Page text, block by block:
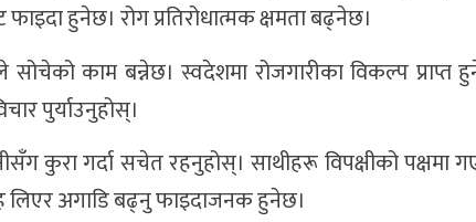
हुनेछ। रोग प्रतिरोधात्मक क्षमता बढ्नेछ।
काम बन्नेछ। स्वदेशमा रोजगारीका विकल्प प्राप्त
पुर्याउनुहोस्।
कुरा गर्दा सचेत रहनुहोस्। साथीहरू विपक्षीको पक्षमा
लिएर अगाडि बढ्नु फाइदाजनक हुनेछ।